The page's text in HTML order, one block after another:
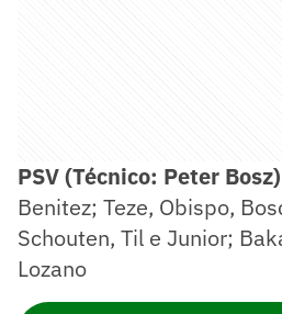
PSV (Técnico: Peter Bosz)
Benitez; Teze, Obispo,
Schouten, Til e Junior;
Lozano